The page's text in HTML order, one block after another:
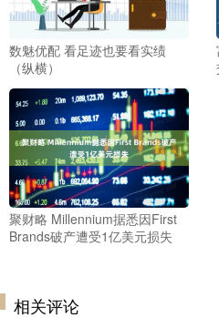
数魅优配 看足迹也要看实绩
（纵横）
聚财略 Millennium据悉因First
Brands破产遭受1亿美元损失
相关评论